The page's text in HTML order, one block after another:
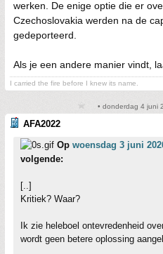
werken. De enige optie die er
Czechoslovakia werden na de
gedeporteerd.
Als je een andere manier vindt,
I carried the fire before I knew its name.
• donderdag 4 juni
AFA2022
Op woensdag 3 juni
volgende:
[..]
Kritiek? Waar?
Ik zie heleboel ontevredenheid
wordt geen betere oplossing